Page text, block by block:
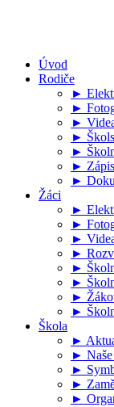
Úvod
Rodiče
►
►
►
►
►
►
►
Žáci
►
►
►
►
►
►
►
►
Škola
►
► Naše
►
►
►